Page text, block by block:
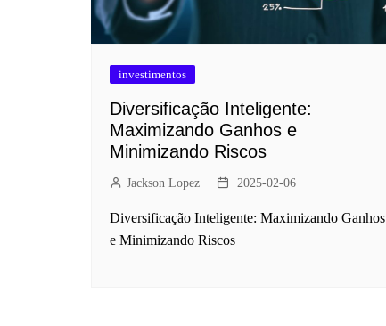
investimentos
Diversificação Inteligente:
Maximizando Ganhos e
Minimizando Riscos
Jackson Lopez 2025-02-06
Diversificação Inteligente: Maximizando Ganhos
e Minimizando Riscos